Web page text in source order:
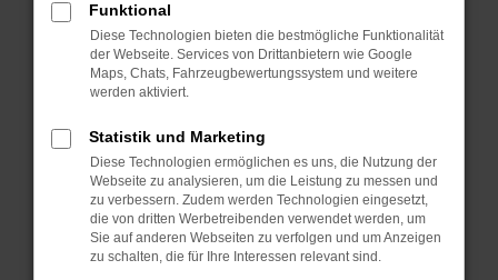
Das kann manchmal helfen, vorübergehende
Probleme zu beheben.
Stelle sicher, dass dein Browser und dein
Betriebssystem auf dem neuesten Stand sind.
Sicherheitsrisiko, sondern kann auch dazu führen,
dass bestimmte Funktionen nicht mehr
unterstützt werden.
Wende dich an den Webseitenbetreiber.
Wenn du alle oben genannten Schritte versucht
hast, kontaktiere uns bitte. Wir werden versuchen,
Funktional
Diese Technologien bieten die bestmögliche Funktionalität
der Webseite. Services von Drittanbietern wie Google
Maps, Chats, Fahrzeugbewertungssystem und weitere
werden aktiviert.
Statistik und Marketing
Diese Technologien ermöglichen es uns, die Nutzung der
Webseite zu analysieren, um die Leistung zu messen und
zu verbessern. Zudem werden Technologien eingesetzt,
die von dritten Werbetreibenden verwendet werden, um
Sie auf anderen Webseiten zu verfolgen und um Anzeigen
zu schalten, die für Ihre Interessen relevant sind.